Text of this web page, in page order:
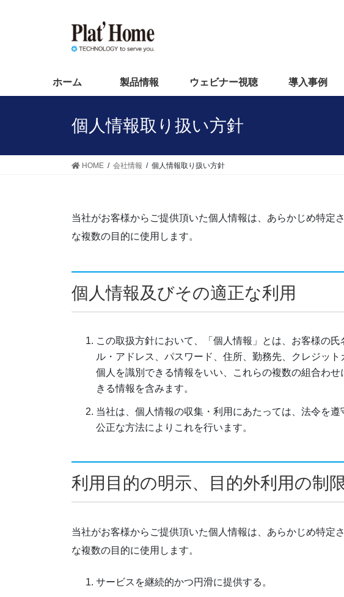
ス
ン
ホーム 製品情報 ウェビナー視聴 導入事例
個人情報取り扱い方針
HOME 会社情報 個人情報取り扱い方針
当社がお客様からご提供頂いた個人情報は、あらかじめ特定
な複数の目的に使用します。
個人情報及びその適正な利用
この取扱方針において、「個人情報」とは、お客様の
ル・アドレス、パスワード、住所、勤務先、クレジッ
個人を識別できる情報をいい、これらの複数の組合わ
きる情報を含みます。
当社は、個人情報の収集・利用にあたっては、法令を
公正な方法によりこれを行います。
利用目的の明示、目的外利用の制限
当社がお客様からご提供頂いた個人情報は、あらかじめ特定
な複数の目的に使用します。
サービスを継続的かつ円滑に提供する。